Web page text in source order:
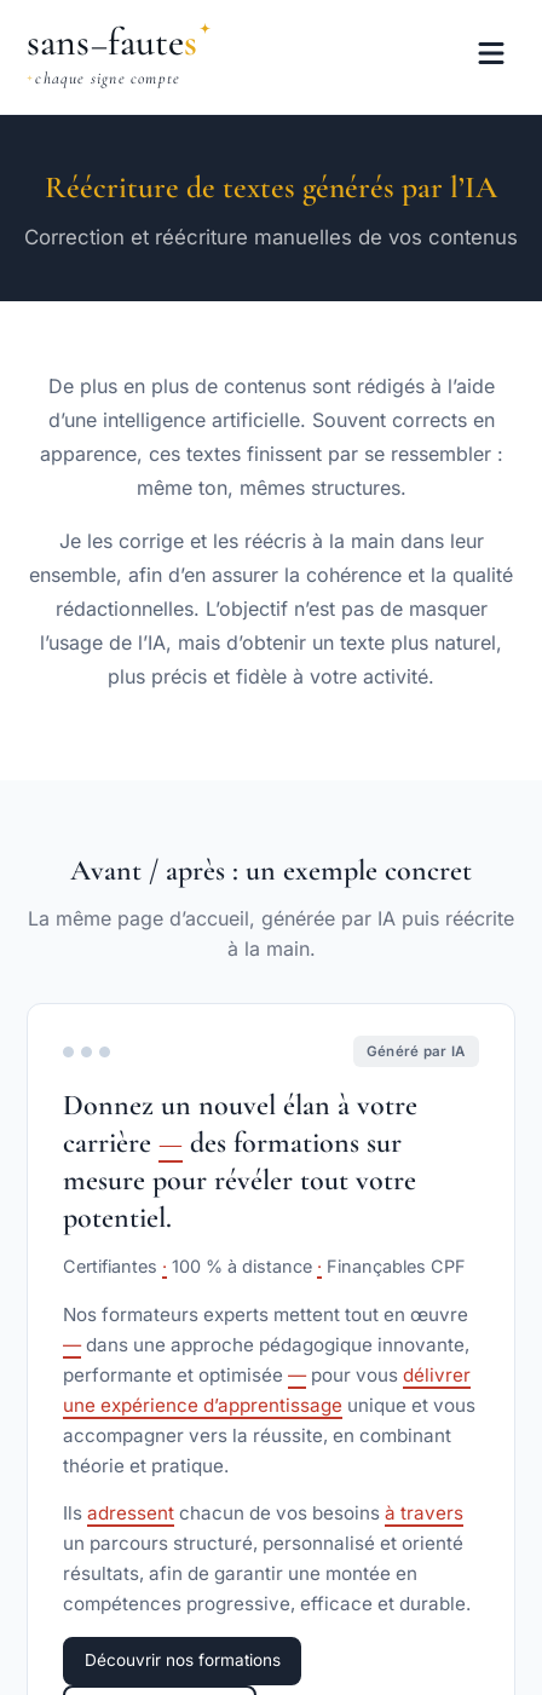
sans–fautes
chaque signe compte
Réécriture de textes générés par l’IA
Correction et réécriture manuelles de vos contenus
De plus en plus de contenus sont rédigés à l’aide
d’une intelligence artificielle. Souvent corrects en
apparence, ces textes finissent par se ressembler :
même ton, mêmes structures.
Je les corrige et les réécris à la main dans leur
ensemble, afin d’en assurer la cohérence et la qualité
rédactionnelles. L’objectif n’est pas de masquer
l’usage de l’IA, mais d’obtenir un texte plus naturel,
plus précis et fidèle à votre activité.
Avant / après : un exemple concret
La même page d’accueil, générée par IA puis réécrite
à la main.
Généré par IA
Donnez un nouvel élan à votre
carrière— des formations sur
mesure pour révéler tout votre
potentiel.
Certifiantes · 100 % à distance · Finançables CPF
Nos formateurs experts mettent tout en œuvre
—dans une approche pédagogique innovante,
performante et optimisée—pour vousdélivrer
une expérience d’apprentissage unique et vous
accompagner vers la réussite, en combinant
théorie et pratique.
Ilsadressent chacun de vos besoinsà travers
un parcours structuré, personnalisé et orienté
résultats, afin de garantir une montée en
compétences progressive, efficace et durable.
Découvrir nos formations